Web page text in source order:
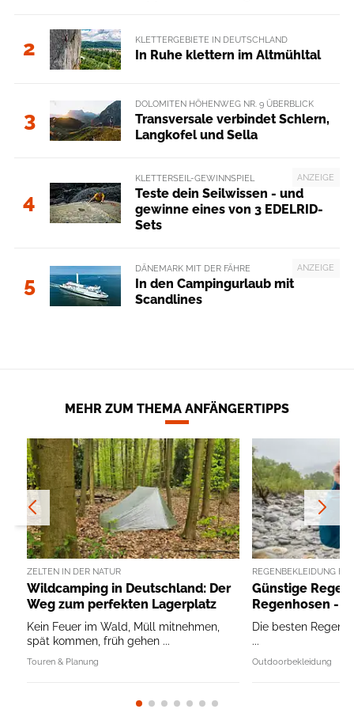
2 KLETTERGEBIETE IN DEUTSCHLAND
In Ruhe klettern im Altmühltal
3
DOLOMITEN HÖHENWEG NR. 9 ÜBERBLICK
Transversale verbindet Schlern,
Langkofel und Sella
4
ANZEIGE
KLETTERSEIL-GEWINNSPIEL
Teste dein Seilwissen - und
gewinne eines von 3 EDELRID-
Sets
5
ANZEIGE
DÄNEMARK MIT DER FÄHRE
In den Campingurlaub mit
Scandlines
MEHR ZUM THEMA ANFÄNGERTIPPS
ZELTEN IN DER NATUR
Wildcamping in Deutschland: Der
Weg zum perfekten Lagerplatz
Kein Feuer im Wald, Müll mitnehmen,
spät kommen, früh gehen ...
Touren & Planung
REGENBEKLEIDUNG
Günstige
Regenhosen -
Die besten
...
Outdoorbekleidung